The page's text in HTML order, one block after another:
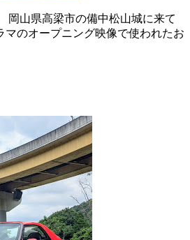
岡山県高梁市の備中松山城に来て
のオープニング映像で使われたお